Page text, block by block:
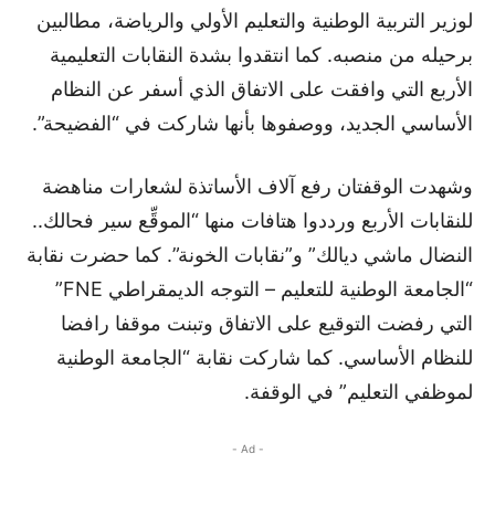
لوزير التربية الوطنية والتعليم الأولي والرياضة، مطالبين
برحيله من منصبه. كما انتقدوا بشدة النقابات التعليمية
الأربع التي وافقت على الاتفاق الذي أسفر عن النظام
الأساسي الجديد، ووصفوها بأنها شاركت في “الفضيحة”.
وشهدت الوقفتان رفع آلاف الأساتذة لشعارات مناهضة
للنقابات الأربع ورددوا هتافات منها “الموقِّع سير فحالك..
النضال ماشي ديالك” و”نقابات الخونة”. كما حضرت نقابة
“الجامعة الوطنية للتعليم – التوجه الديمقراطي FNE”
التي رفضت التوقيع على الاتفاق وتبنت موقفا رافضا
للنظام الأساسي. كما شاركت نقابة “الجامعة الوطنية
لموظفي التعليم” في الوقفة.
- Ad -